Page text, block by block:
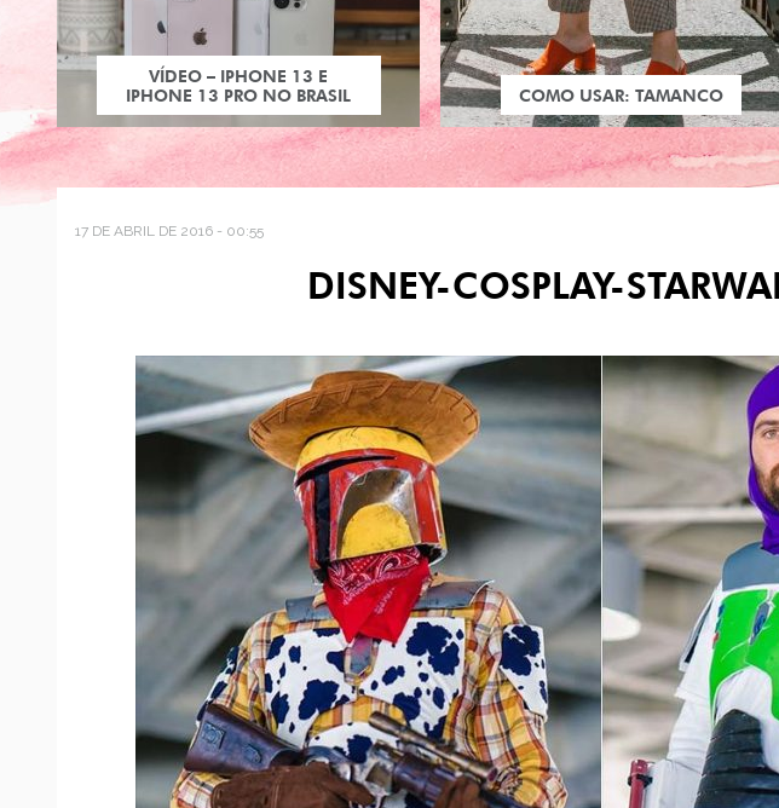
VÍDEO – IPHONE 13 E
IPHONE 13 PRO NO BRASIL
COMO USAR: TAMANCO
17 DE ABRIL DE 2016 - 00:55
DISNEY-COSPLAY-